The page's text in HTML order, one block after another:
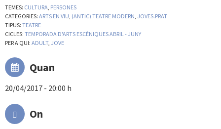
TEMES: CULTURA, PERSONES
CATEGORIES: ARTS EN VIU, (ANTIC) TEATRE MODERN, JOVES.PRAT
TIPUS: TEATRE
CICLES: TEMPORADA D'ARTS ESCÈNIQUES ABRIL - JUNY
PER A QUI: ADULT, JOVE
Quan
20/04/2017 - 20:00 h
On